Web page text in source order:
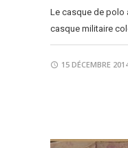
Le casque de polo
casque militaire
15 DÉCEMBRE